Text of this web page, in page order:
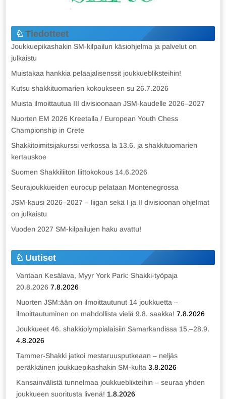
Tiedotteet
Joukkuepikashakin SM-kilpailun käsiohjelma ja palvelut on
julkaistu
Muistakaa hankkia pelaajalisenssit joukkuebliksteihin!
Kutsu shakkituomarien kokoukseen su 26.7.2026
Muista ilmoittautua III divisioonaan JSM-kaudelle 2026–2027
Nuorten EM 2026 Kreetalla / European Youth Chess
Championship in Crete
Shakkitoimitsijakurssi verkossa la 13.6. ja shakkituomarien
kertauskoe
Suomen Shakkiliiton liittokokous 14.6.2026
Seurajoukkueiden eurocup pelataan Montenegrossa
JSM-kausi 2026–2027 – liigan sekä I ja II divisioonan ohjelmat
on julkaistu
Vuoden 2027 SM-kilpailujen haku avattu!
Uutiset
Vantaan Kesälava, Myyr York Park: Shakki-työpaja
20.8.2026 7.8.2026
Nuorten JSM:ään on ilmoittautunut 14 joukkuetta –
ilmoittautuminen on mahdollista vielä 9.8. saakka! 7.8.2026
Joukkueet 46. shakkiolympialaisiin Samarkandissa 15.–28.9.
4.8.2026
Tammer-Shakki jatkoi mestaruusputkeaan – neljäs
peräkkäinen joukkuepikashakin SM-kulta 3.8.2026
Kansainvälistä tunnelmaa joukkueblixteihin – seuraa yhden
joukkueen suoritusta livenä! 1.8.2026